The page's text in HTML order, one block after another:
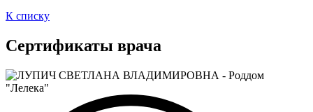
К списку
Сертификаты врача